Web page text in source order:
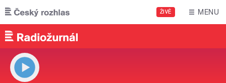
Přejít k hlavnímu obsahu
ŽIVĚ MENU